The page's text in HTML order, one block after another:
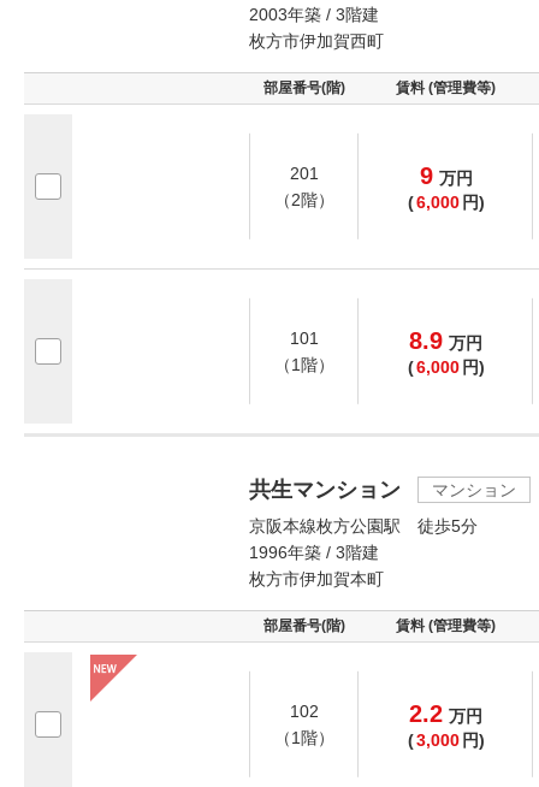
2003年築 / 3階建
枚方市伊加賀西町
部屋番号(階) 賃料 (管理費等)
201
（2階）
9 万円
(6,000 円)
101
（1階）
8.9 万円
(6,000 円)
共生マンション
マンション
京阪本線枚方公園駅 徒歩5分
1996年築 / 3階建
枚方市伊加賀本町
部屋番号(階) 賃料 (管理費等)
102
（1階）
2.2 万円
(3,000 円)